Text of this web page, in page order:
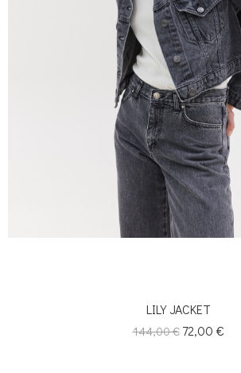
LILY JACKET
Κανονική
144,00 € Τιμή
72,00 €